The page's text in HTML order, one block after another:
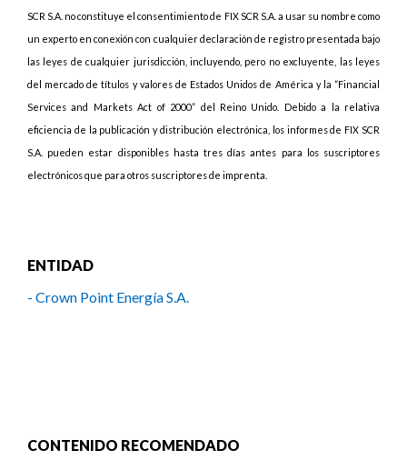
SCR S.A. no constituye el consentimiento de FIX SCR S.A. a usar su nombre como
un experto en conexión con cualquier declaración de registro presentada bajo
las leyes de cualquier jurisdicción, incluyendo, pero no excluyente, las leyes
del mercado de títulos y valores de Estados Unidos de América y la “Financial
Services and Markets Act of 2000” del Reino Unido. Debido a la relativa
eficiencia de la publicación y distribución electrónica, los informes de FIX SCR
S.A. pueden estar disponibles hasta tres días antes para los suscriptores
electrónicos que para otros suscriptores de imprenta.
ENTIDAD
- Crown Point Energía S.A.
CONTENIDO RECOMENDADO